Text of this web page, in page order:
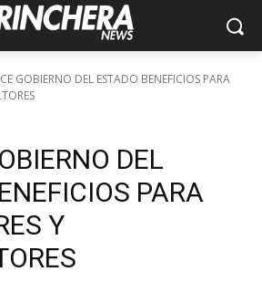
GOBIERNO DEL ESTADO BENEFICIOS PARA
DEL
PARA
Y